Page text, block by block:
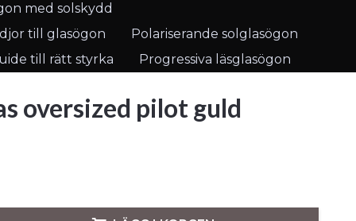
med solskydd
till glasögon
Polariserande solglasögon
till rätt styrka Progressiva läsglasögon
oversized pilot guld